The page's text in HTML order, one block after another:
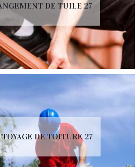
DE TUILE 27
DE TOITURE 27